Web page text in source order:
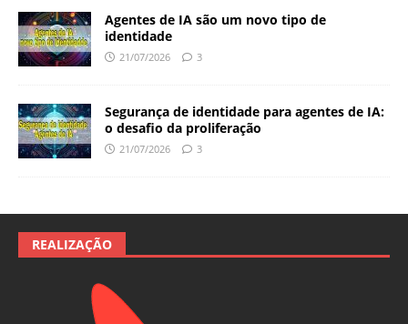
Agentes de IA são um novo tipo de
identidade
21/07/2026 3
Segurança de identidade para agentes de IA:
o desafio da proliferação
21/07/2026 3
REALIZAÇÃO